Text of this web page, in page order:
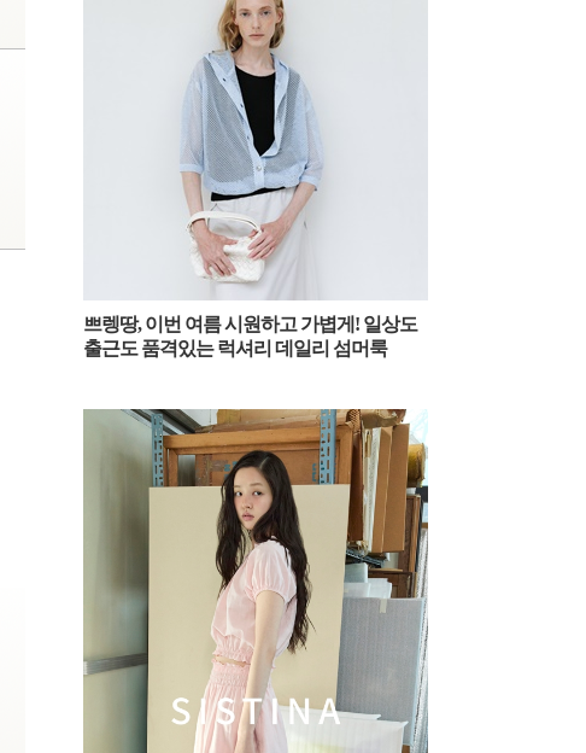
쁘렝땅, 이번 여름 시원하고 가볍게! 일상도
출근도 품격있는 럭셔리 데일리 섬머룩